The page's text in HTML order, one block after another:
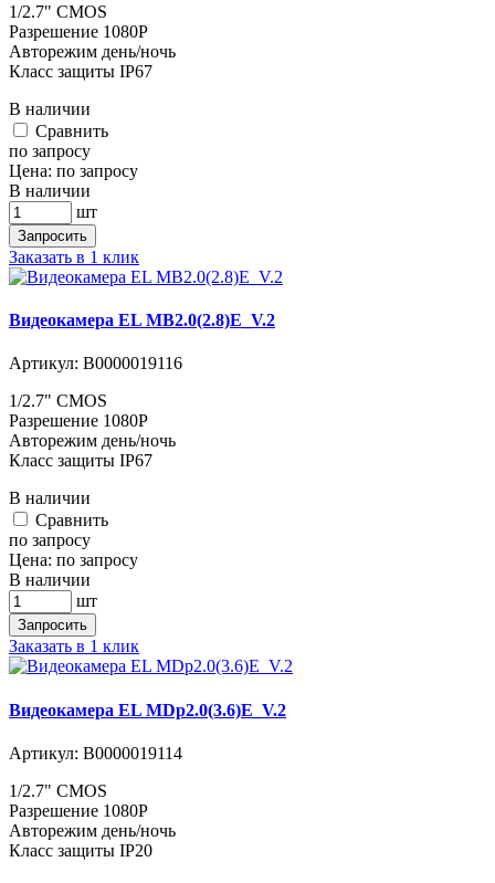
1/2.7" CMOS
Разрешение 1080P
Авторежим день/ночь
Класс защиты IP67
В наличии
Cравнить
по запросу
Цена: по запросу
В наличии
шт
Запросить
Заказать в 1 клик
Видеокамера EL MB2.0(2.8)E_V.2
Артикул: В0000019116
1/2.7" CMOS
Разрешение 1080P
Авторежим день/ночь
Класс защиты IP67
В наличии
Cравнить
по запросу
Цена: по запросу
В наличии
шт
Запросить
Заказать в 1 клик
Видеокамера EL MDp2.0(3.6)E_V.2
Артикул: В0000019114
1/2.7" CMOS
Разрешение 1080P
Авторежим день/ночь
Класс защиты IP20